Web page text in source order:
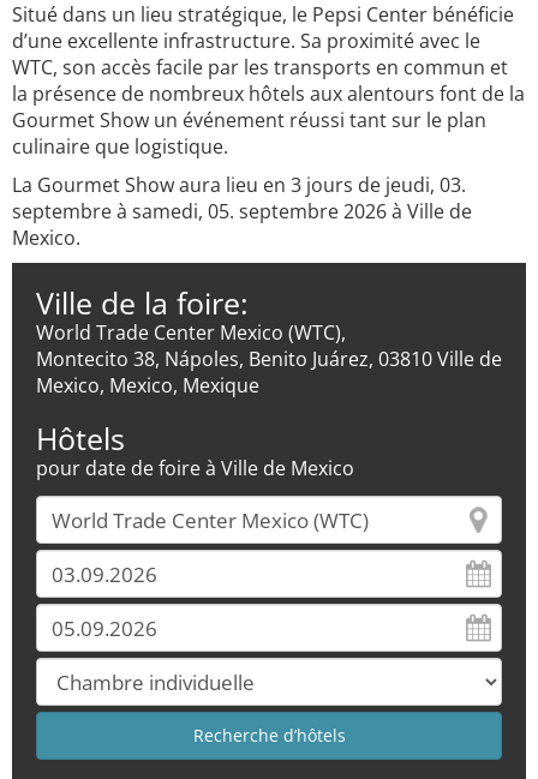
Situé dans un lieu stratégique, le Pepsi Center bénéficie
d’une excellente infrastructure. Sa proximité avec le
WTC, son accès facile par les transports en commun et
la présence de nombreux hôtels aux alentours font de la
Gourmet Show un événement réussi tant sur le plan
culinaire que logistique.
La Gourmet Show aura lieu en 3 jours de jeudi, 03.
septembre à samedi, 05. septembre 2026 à Ville de
Mexico.
Ville de la foire:
World Trade Center Mexico (WTC),
Montecito 38, Nápoles, Benito Juárez, 03810 Ville de
Mexico, Mexico, Mexique
Hôtels
pour date de foire à Ville de Mexico